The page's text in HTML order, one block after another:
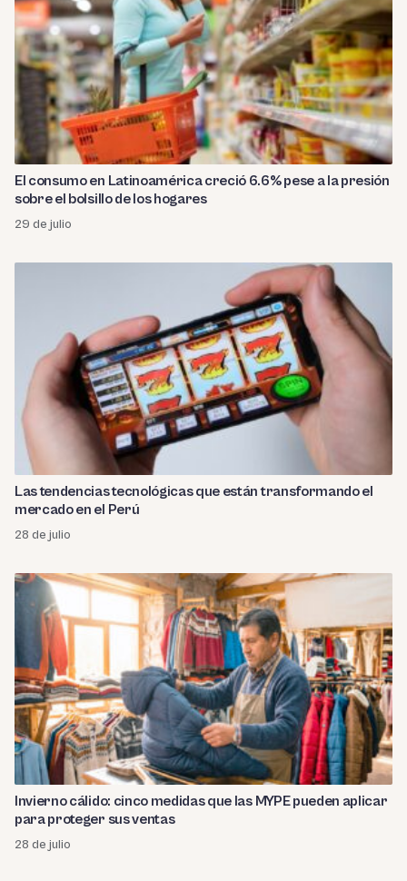
El consumo en Latinoamérica creció 6.6% pese a la presión
sobre el bolsillo de los hogares
29 de julio
Las tendencias tecnológicas que están transformando el
mercado en el Perú
28 de julio
Invierno cálido: cinco medidas que las MYPE pueden aplicar
para proteger sus ventas
28 de julio